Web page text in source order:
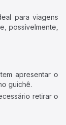
para viagens
possivelmente,
apresentar o
guichê.
retirar o